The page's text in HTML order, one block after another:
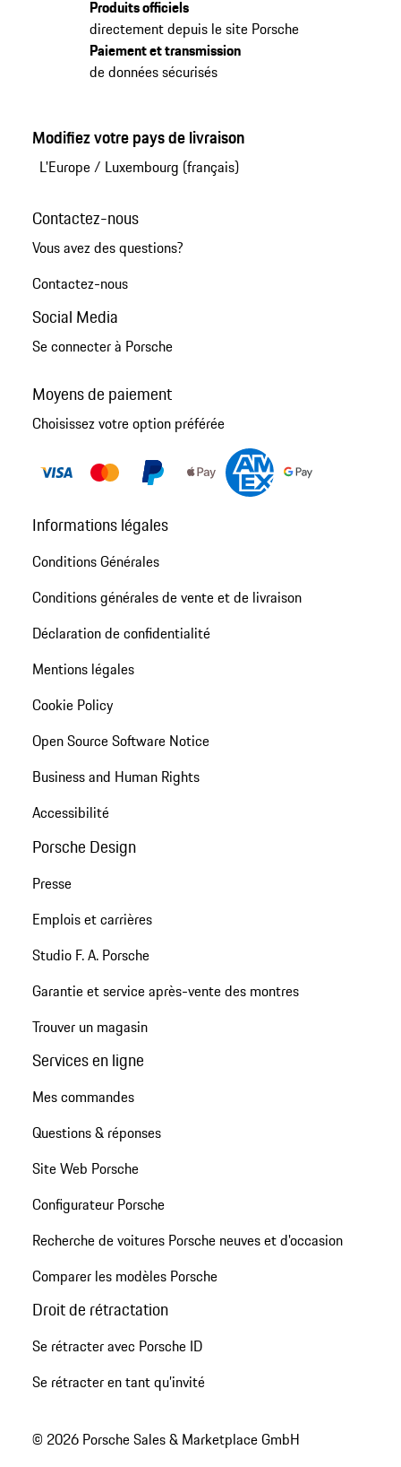
Produits officiels
directement depuis le site Porsche
Paiement et transmission
de données sécurisés
Modifiez votre pays de livraison
L'Europe/ Luxembourg (français)
Contactez-nous
Vous avez des questions?
Contactez-nous
Social Media
Se connecter à Porsche
Moyens de paiement
Choisissez votre option préférée
Informations légales
Conditions Générales
Conditions générales de vente et de livraison
Déclaration de confidentialité
Mentions légales
Cookie Policy
Open Source Software Notice
Business and Human Rights
Accessibilité
Porsche Design
Presse
Emplois et carrières
Studio F. A. Porsche
Garantie et service après-vente des montres
Trouver un magasin
Services en ligne
Mes commandes
Questions & réponses
Site Web Porsche
Configurateur Porsche
Recherche de voitures Porsche neuves et d'occasion
Comparer les modèles Porsche
Droit de rétractation
Se rétracter avec Porsche ID
Se rétracter en tant qu’invité
© 2026 Porsche Sales & Marketplace GmbH